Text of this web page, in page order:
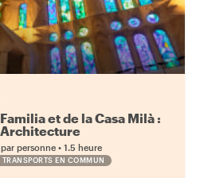
et de la Casa Milà :
par personne • 1.5 heure
TRANSPORTS EN COMMUN